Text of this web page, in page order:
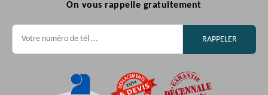
On vous rappelle gratuitement